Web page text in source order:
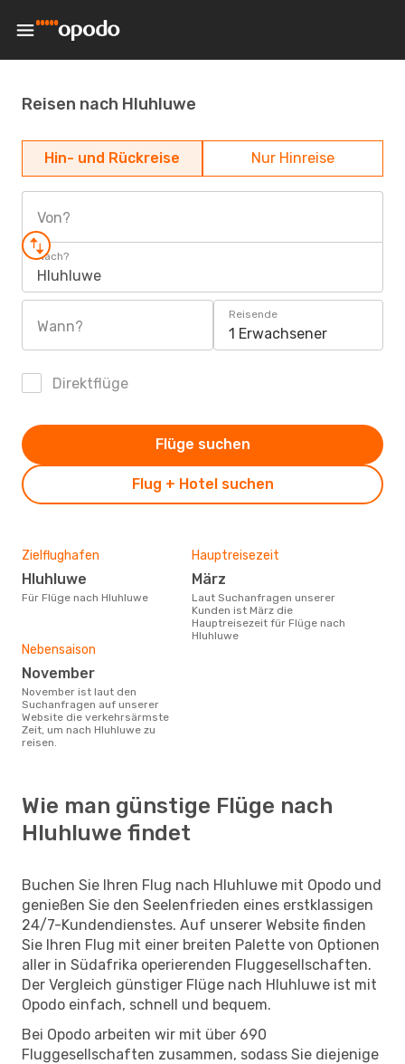
Reisen nach Hluhluwe
Hin- und Rückreise Nur Hinreise
Von?
Nach?
Hluhluwe
Wann?
Reisende
1 Erwachsener
Direktflüge
Flug + Hotel suchen
Flüge suchen
Zielflughafen
Hluhluwe
Für Flüge nach Hluhluwe
Hauptreisezeit
März
Laut Suchanfragen unserer
Kunden ist März die
Hauptreisezeit für Flüge nach
Hluhluwe
Nebensaison
November
November ist laut den
Suchanfragen auf unserer
Website die verkehrsärmste
Zeit, um nach Hluhluwe zu
reisen.
Wie man günstige Flüge nach
Hluhluwe findet
Buchen Sie Ihren Flug nach Hluhluwe mit Opodo und
genießen Sie den Seelenfrieden eines erstklassigen
24/7-Kundendienstes. Auf unserer Website finden
Sie Ihren Flug mit einer breiten Palette von Optionen
aller in Südafrika operierenden Fluggesellschaften.
Der Vergleich günstiger Flüge nach Hluhluwe ist mit
Opodo einfach, schnell und bequem.
Bei Opodo arbeiten wir mit über 690
Fluggesellschaften zusammen, sodass Sie diejenige